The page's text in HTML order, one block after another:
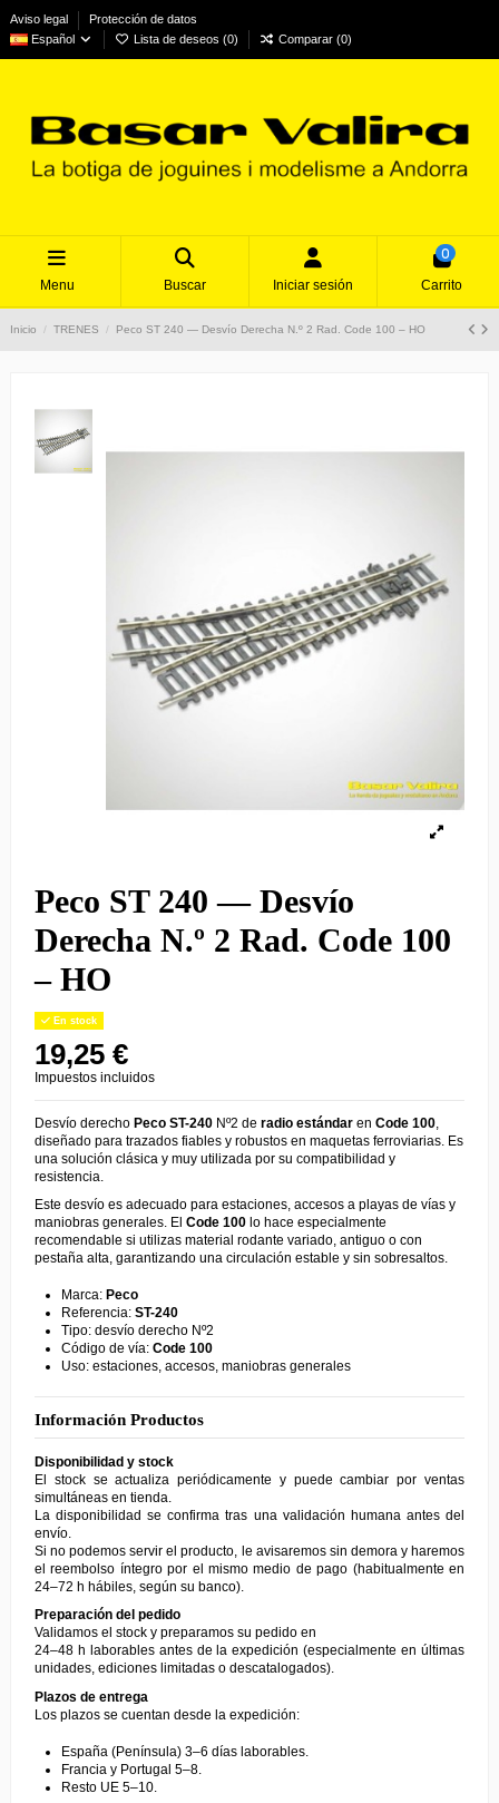
Aviso legal
Protección de datos
Español
Lista de deseos (0) Comparar (0)
Menu Buscar Iniciar sesión
0
Carrito
Inicio TRENES Peco ST 240 — Desvío Derecha N.º 2 Rad. Code 100 – HO
Peco ST 240 — Desvío
Derecha N.º 2 Rad. Code 100
– HO
En stock
19,25 €
Impuestos incluidos
Desvío derecho Peco ST-240 Nº2 de radio estándar en Code 100,
diseñado para trazados fiables y robustos en maquetas ferroviarias. Es
una solución clásica y muy utilizada por su compatibilidad y
resistencia.
Este desvío es adecuado para estaciones, accesos a playas de vías y
maniobras generales. El Code 100 lo hace especialmente
recomendable si utilizas material rodante variado, antiguo o con
pestaña alta, garantizando una circulación estable y sin sobresaltos.
Marca: Peco
Referencia: ST-240
Tipo: desvío derecho Nº2
Código de vía: Code 100
Uso: estaciones, accesos, maniobras generales
Información Productos
Disponibilidad y stock
El stock se actualiza periódicamente y puede cambiar por ventas
simultáneas en tienda.
La disponibilidad se confirma tras una validación humana antes del
envío.
Si no podemos servir el producto, le avisaremos sin demora y haremos
el reembolso íntegro por el mismo medio de pago (habitualmente en
24–72 h hábiles, según su banco).
Preparación del pedido
Validamos el stock y preparamos su pedido en
24–48 h laborables antes de la expedición (especialmente en últimas
unidades, ediciones limitadas o descatalogados).
Plazos de entrega
Los plazos se cuentan desde la expedición:
España (Península) 3–6 días laborables.
Francia y Portugal 5–8.
Resto UE 5–10.